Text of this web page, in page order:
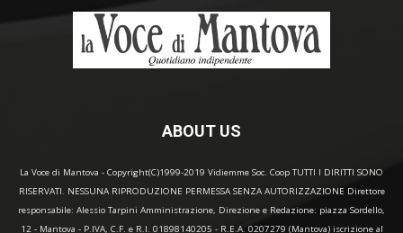
ABOUT US
La Voce di Mantova - Copyright(C)1999-2019 Vidiemme Soc. Coop TUTTI I DIRITTI SONO
RISERVATI. NESSUNA RIPRODUZIONE PERMESSA SENZA AUTORIZZAZIONE Direttore
responsabile: Alessio Tarpini Amministrazione, Direzione e Redazione: piazza Sordello,
12 - Mantova - P.IVA, C.F. e R.I. 01898140205 - R.E.A. 0207279 (Mantova) iscrizione al